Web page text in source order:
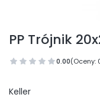
PP Trójnik
0.00(Oceny:
Keller